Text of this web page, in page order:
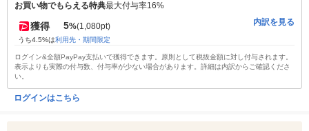
お買い物でもらえる特典最大付与率16%
獲得 5%(1,080pt)
うち4.5%は利用先・期間限定
内訳を見る
ログイン&全額PayPay支払いで獲得できます。原則として税抜金額に対し付与されます。
表示よりも実際の付与数、付与率が少ない場合があります。詳細は内訳からご確認くださ
い。
ログインはこちら